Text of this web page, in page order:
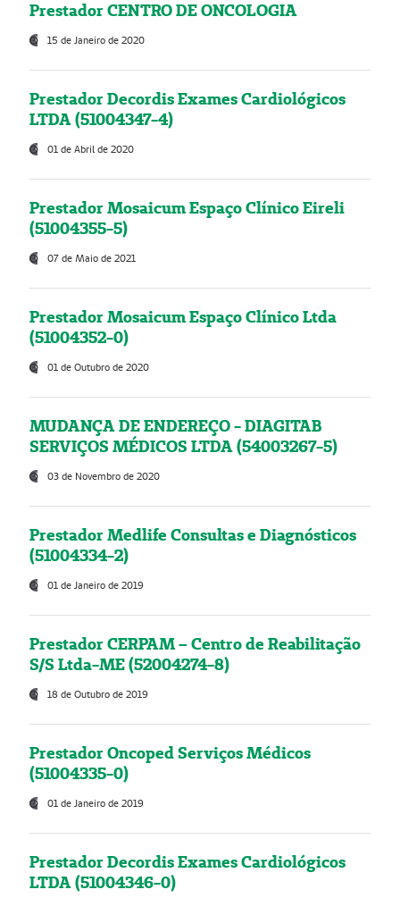
Prestador CENTRO DE ONCOLOGIA
15 de Janeiro de 2020
Prestador Decordis Exames Cardiológicos
LTDA (51004347-4)
01 de Abril de 2020
Prestador Mosaicum Espaço Clínico Eireli
(51004355-5)
07 de Maio de 2021
Prestador Mosaicum Espaço Clínico Ltda
(51004352-0)
01 de Outubro de 2020
MUDANÇA DE ENDEREÇO - DIAGITAB
SERVIÇOS MÉDICOS LTDA (54003267-5)
03 de Novembro de 2020
Prestador Medlife Consultas e Diagnósticos
(51004334-2)
01 de Janeiro de 2019
Prestador CERPAM – Centro de Reabilitação
S/S Ltda-ME (52004274-8)
18 de Outubro de 2019
Prestador Oncoped Serviços Médicos
(51004335-0)
01 de Janeiro de 2019
Prestador Decordis Exames Cardiológicos
LTDA (51004346-0)